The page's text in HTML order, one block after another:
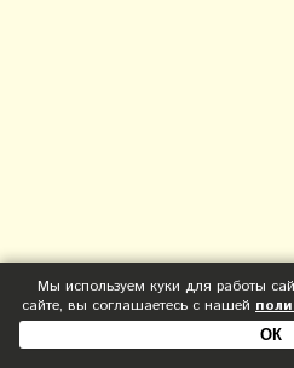
Мы используем куки для работы
сайте, вы соглашаетесь с нашей
ОК